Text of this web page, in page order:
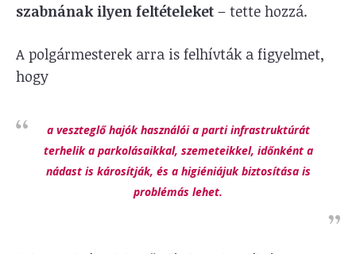
szabnának ilyen feltételeket – tette hozzá.
A polgármesterek arra is felhívták a figyelmet,
hogy
a veszteglő hajók használói a parti infrastruktúrát
terhelik a parkolásaikkal, szemeteikkel, időnként a
nádast is károsítják, és a higiéniájuk biztosítása is
problémás lehet.